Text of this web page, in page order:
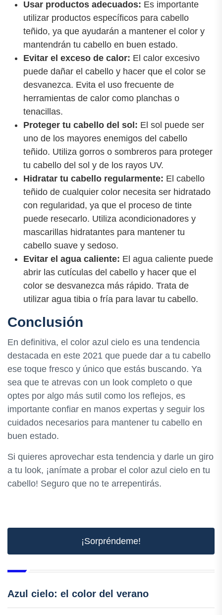
Usar productos adecuados: Es importante
utilizar productos específicos para cabello
teñido, ya que ayudarán a mantener el color y
mantendrán tu cabello en buen estado.
Evitar el exceso de calor: El calor excesivo
puede dañar el cabello y hacer que el color se
desvanezca. Evita el uso frecuente de
herramientas de calor como planchas o
tenacillas.
Proteger tu cabello del sol: El sol puede ser
uno de los mayores enemigos del cabello
teñido. Utiliza gorros o sombreros para proteger
tu cabello del sol y de los rayos UV.
Hidratar tu cabello regularmente: El cabello
teñido de cualquier color necesita ser hidratado
con regularidad, ya que el proceso de tinte
puede resecarlo. Utiliza acondicionadores y
mascarillas hidratantes para mantener tu
cabello suave y sedoso.
Evitar el agua caliente: El agua caliente puede
abrir las cutículas del cabello y hacer que el
color se desvanezca más rápido. Trata de
utilizar agua tibia o fría para lavar tu cabello.
Conclusión
En definitiva, el color azul cielo es una tendencia
destacada en este 2021 que puede dar a tu cabello
ese toque fresco y único que estás buscando. Ya
sea que te atrevas con un look completo o que
optes por algo más sutil como los reflejos, es
importante confiar en manos expertas y seguir los
cuidados necesarios para mantener tu cabello en
buen estado.
Si quieres aprovechar esta tendencia y darle un giro
a tu look, ¡anímate a probar el color azul cielo en tu
cabello! Seguro que no te arrepentirás.
¡Sorpréndeme!
Azul cielo: el color del verano